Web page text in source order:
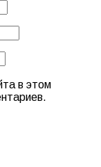
в этом